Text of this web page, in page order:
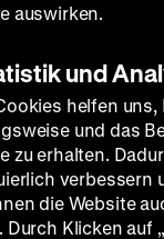
auswirken.
und
helfen
und das
zu erhalten.
verbessern
die Website
Durch Klicken auf